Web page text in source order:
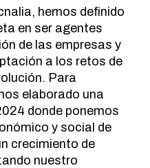
hemos definido
en ser agentes
de las empresas y
a los retos de
Para
elaborado una
donde ponemos
y social de
crecimiento de
nuestro